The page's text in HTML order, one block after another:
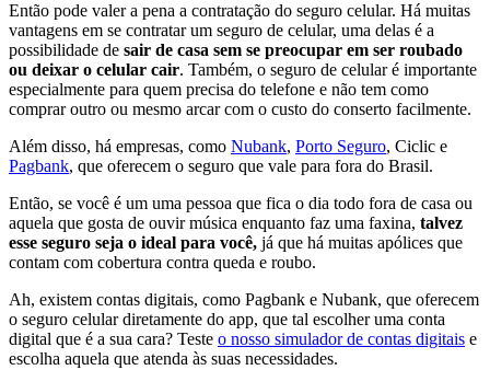
Então pode valer a pena a contratação do seguro celular. Há muitas
vantagens em se contratar um seguro de celular, uma delas é a
possibilidade de sair de casa sem se preocupar em ser roubado
ou deixar o celular cair. Também, o seguro de celular é importante
especialmente para quem precisa do telefone e não tem como
comprar outro ou mesmo arcar com o custo do conserto facilmente.
Além disso, há empresas, como Nubank, Porto Seguro, Ciclic e
Pagbank, que oferecem o seguro que vale para fora do Brasil.
Então, se você é um uma pessoa que fica o dia todo fora de casa ou
aquela que gosta de ouvir música enquanto faz uma faxina, talvez
esse seguro seja o ideal para você, já que há muitas apólices que
contam com cobertura contra queda e roubo.
Ah, existem contas digitais, como Pagbank e Nubank, que oferecem
o seguro celular diretamente do app, que tal escolher uma conta
digital que é a sua cara? Teste o nosso simulador de contas digitais e
escolha aquela que atenda às suas necessidades.